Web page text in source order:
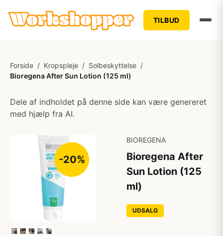
TILBUD
Forside / Kropspleje / Solbeskyttelse /
Bioregena After Sun Lotion (125 ml)
Dele af indholdet på denne side kan være genereret
med hjælp fra AI.
-20%
BIOREGENA
Bioregena After
Sun Lotion (125
ml)
UDSALG